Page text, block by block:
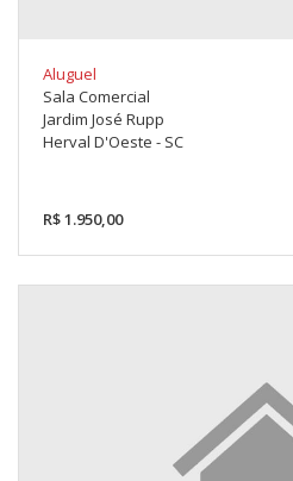
Aluguel
Sala Comercial
Jardim José Rupp
Herval D'Oeste - SC
R$ 1.950,00